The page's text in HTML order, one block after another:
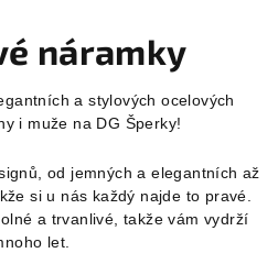
náramky
a stylových ocelových
i muže na DG Šperky!
od jemných a elegantních až
si u nás každý najde to pravé.
a trvanlivé, takže vám vydrží
let.